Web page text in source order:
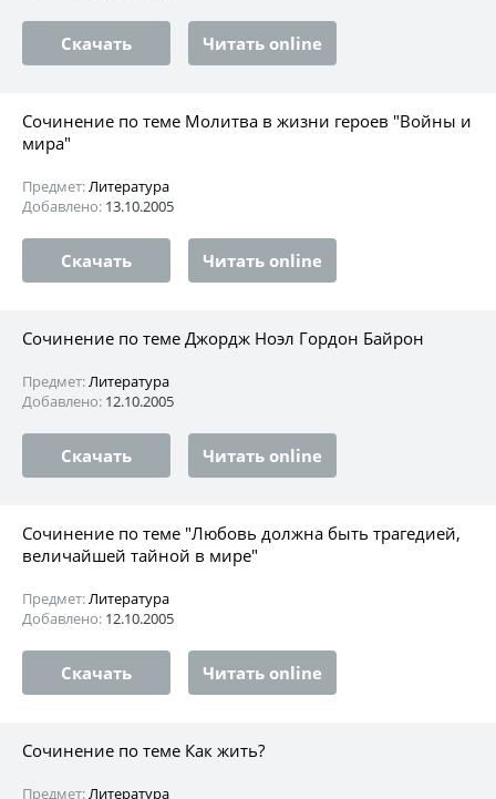
Скачать Читать online
Сочинение по теме Молитва в жизни героев "Войны и
мира"
Предмет:Литература
Добавлено: 13.10.2005
Скачать Читать online
Сочинение по теме Джордж Ноэл Гордон Байрон
Предмет:Литература
Добавлено: 12.10.2005
Скачать Читать online
Сочинение по теме "Любовь должна быть трагедией,
величайшей тайной в мире"
Предмет:Литература
Добавлено: 12.10.2005
Скачать Читать online
Сочинение по теме Как жить?
Предмет:Литература